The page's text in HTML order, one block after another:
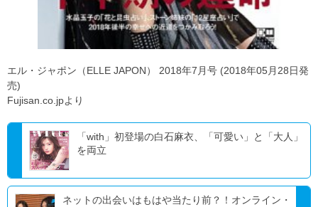
エル・ジャポン（ELLE JAPON） 2018年7月号 (2018年05月28日発
売)
Fujisan.co.jpより
「with」初登場の白石麻衣、「可愛い」と「大人」
を両立
ネットの出会いはもはや当たり前？！オンライン・